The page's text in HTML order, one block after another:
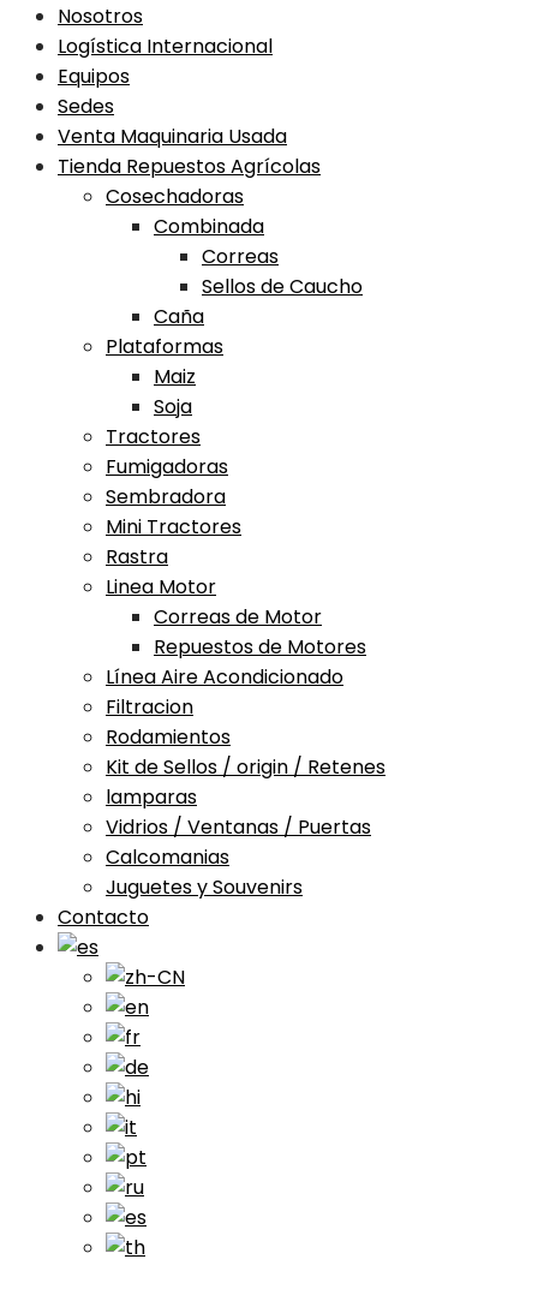
Nosotros
Logística Internacional
Equipos
Sedes
Venta Maquinaria Usada
Tienda Repuestos Agrícolas
Cosechadoras
Combinada
Correas
Sellos de Caucho
Caña
Plataformas
Maiz
Soja
Tractores
Fumigadoras
Sembradora
Mini Tractores
Rastra
Linea Motor
Correas de Motor
Repuestos de Motores
Línea Aire Acondicionado
Filtracion
Rodamientos
Kit de Sellos / origin / Retenes
lamparas
Vidrios / Ventanas / Puertas
Calcomanias
Juguetes y Souvenirs
Contacto